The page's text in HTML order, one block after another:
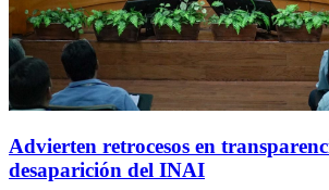
Advierten retrocesos en
desaparición del INAI